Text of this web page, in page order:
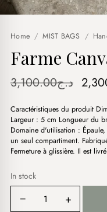
Home / MIST BAGS /
Farme
د.ج3,100.00
was:
Caractéristiques du produit
Largeur : 5 cm Longueur du
Domaine d'utilisation :
un seul compartiment.
Fermeture à glissière. Il est
In stock
Canvas
− +